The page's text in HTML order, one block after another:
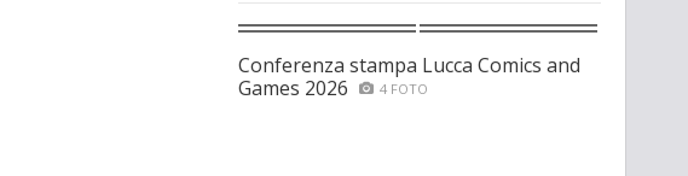
Conferenza stampa Lucca Comics and
Games 2026
4 FOTO